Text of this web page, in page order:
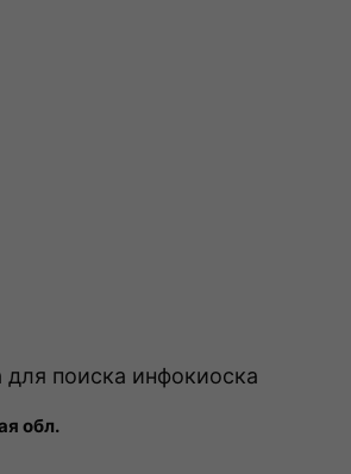
поиска инфокиоска
обл.